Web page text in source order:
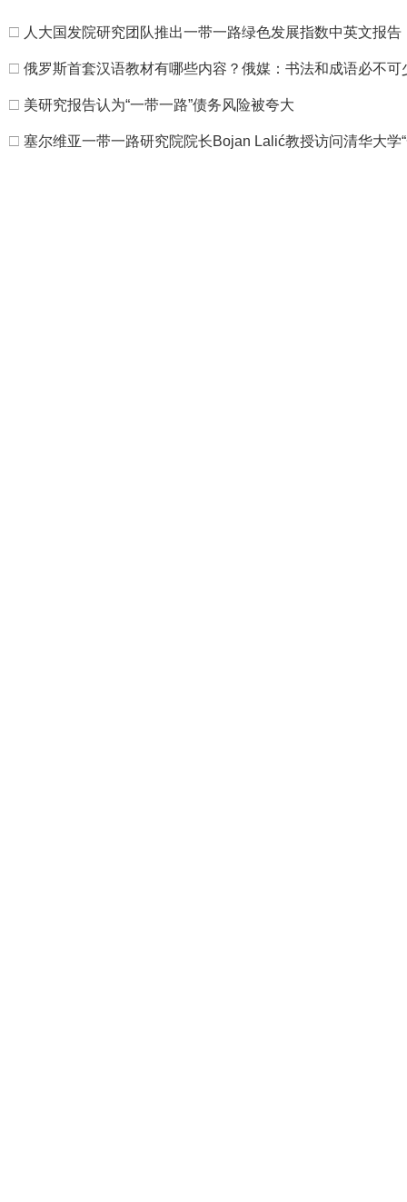
□ 人大国发院研究团队推出一带一路绿色发展指数中英文报告
□ 俄罗斯首套汉语教材有哪些内容？俄媒：书法和成语必不可
□ 美研究报告认为“一带一路”债务风险被夸大
□ 塞尔维亚一带一路研究院院长Bojan Lalić教授访问清华大学